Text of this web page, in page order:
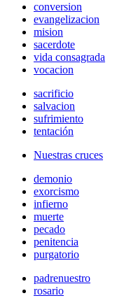
conversion
evangelizacion
mision
sacerdote
vida consagrada
vocacion
sacrificio
salvacion
sufrimiento
tentación
Nuestras cruces
demonio
exorcismo
infierno
muerte
pecado
penitencia
purgatorio
padrenuestro
rosario